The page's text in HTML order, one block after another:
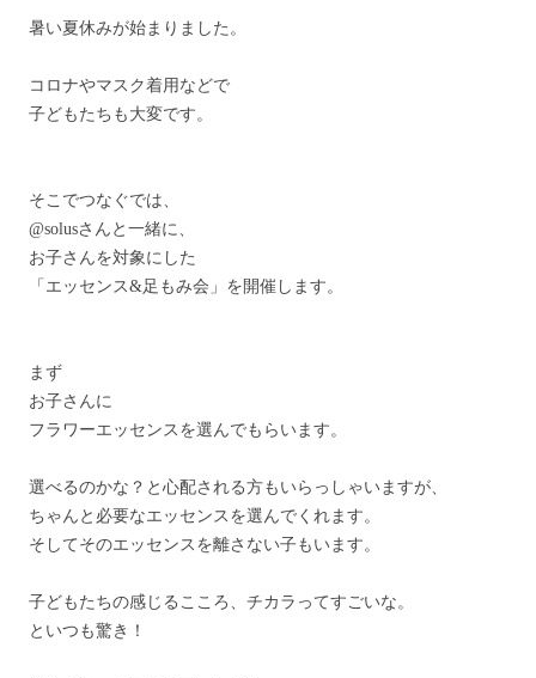
暑い夏休みが始まりました。
コロナやマスク着用などで
子どもたちも大変です。
そこでつなぐでは、
@solusさんと一緒に、
お子さんを対象にした
「エッセンス&足もみ会」を開催します。
まず
お子さんに
フラワーエッセンスを選んでもらいます。
選べるのかな？と心配される方もいらっしゃいますが、
ちゃんと必要なエッセンスを選んでくれます。
そしてそのエッセンスを離さない子もいます。
子どもたちの感じるこころ、チカラってすごいな。
といつも驚き！